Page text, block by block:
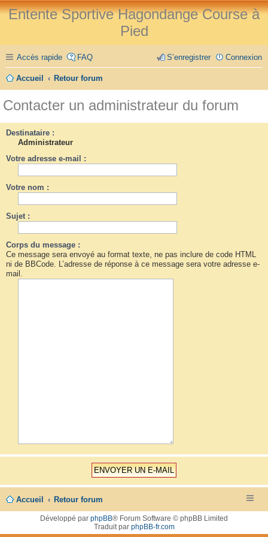
Entente Sportive Hagondange Course à
Pied
Accès rapide FAQ Connexion
S’enregistrer
Accueil Retour forum
Contacter un administrateur du forum
Destinataire :
Administrateur
Votre adresse e-mail :
Votre nom :
Sujet :
Corps du message :
Ce message sera envoyé au format texte, ne pas inclure de code HTML
ni de BBCode. L’adresse de réponse à ce message sera votre adresse e-
mail.
Accueil Retour forum
Développé par phpBB® Forum Software © phpBB Limited
Traduit par phpBB-fr.com